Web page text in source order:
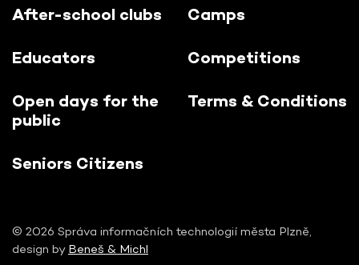
After-school clubs
Educators
Open days for the
public
Seniors Citizens
Camps
Competitions
Terms & Conditions
© 2026 Správa informačních technologií města Plzně,
design by Beneš & Michl